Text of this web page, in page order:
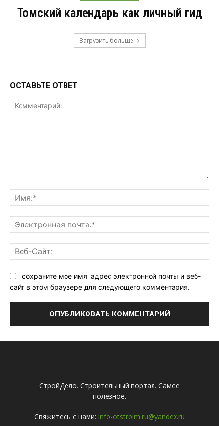
Томский календарь как личный гид
Загрузить больше
ОСТАВЬТЕ ОТВЕТ
сохраните мое имя, адрес электронной почты и веб-
сайт в этом браузере для следующего комментария.
СтройДело. Строительный портал. Самое
полезное.
Свяжитесь с нами: info-otstroim.ru@yandex.ru